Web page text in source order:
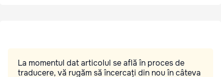
La momentul dat articolul se află în proces de
traducere, vă rugăm să încercați din nou în câteva